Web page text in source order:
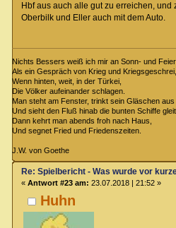
Hbf aus auch alle gut zu erreichen,
Oberbilk und Eller auch mit dem Auto.
Nichts Bessers weiß ich mir an Sonn- und
Als ein Gespräch von Krieg und Kriegsgeschrei,
Wenn hinten, weit, in der Türkei,
Die Völker aufeinander schlagen.
Man steht am Fenster, trinkt sein Gläschen aus
Und sieht den Fluß hinab die bunten Schiffe
Dann kehrt man abends froh nach Haus,
Und segnet Fried und Friedenszeiten.
J.W. von Goethe
Huhn
Re: Spielbericht - Was wurde vor
« Antwort #23 am: 23.07.2018 | 21:52 »